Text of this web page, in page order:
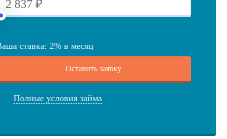
ставка: 2%в месяц
Оставить заявку
Полные условия займа